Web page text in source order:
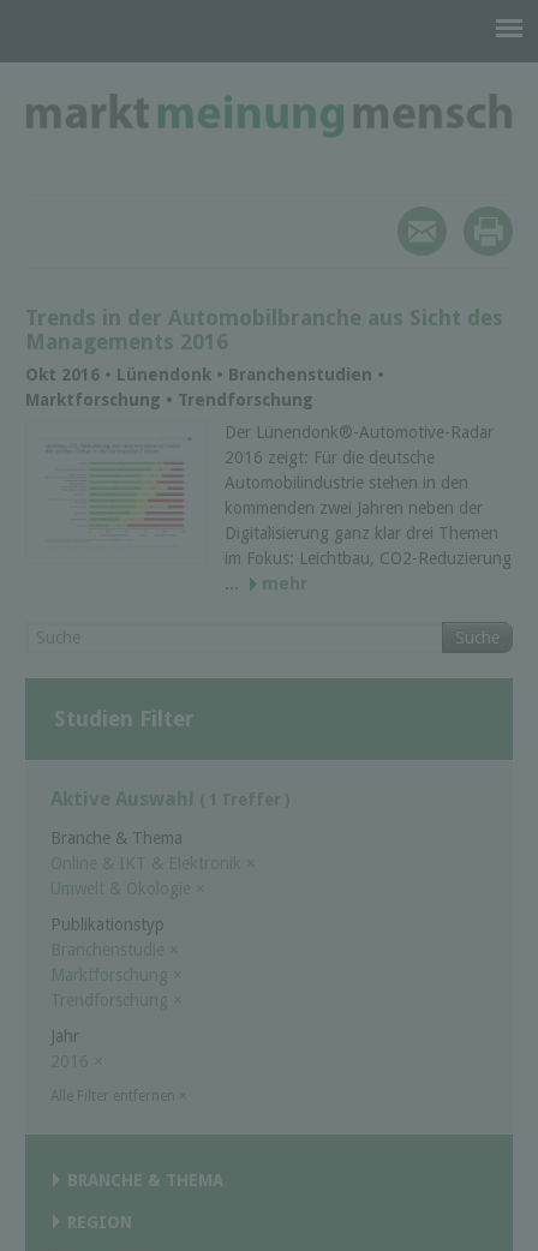
Trends in der Automobilbranche aus Sicht des
Managements 2016
Okt 2016 • Lünendonk • Branchenstudien •
Marktforschung • Trendforschung
Der Lünendonk®-Automotive-Radar
2016 zeigt: Für die deutsche
Automobilindustrie stehen in den
kommenden zwei Jahren neben der
Digitalisierung ganz klar drei Themen
im Fokus: Leichtbau, CO2-Reduzierung
...
mehr
Suche
Studien Filter
Aktive Auswahl ( 1 Treffer )
Branche & Thema
Online & IKT & Elektronik ×
Umwelt & Ökologie ×
Publikationstyp
Branchenstudie ×
Marktforschung ×
Trendforschung ×
Jahr
2016 ×
BRANCHE & THEMA
REGION